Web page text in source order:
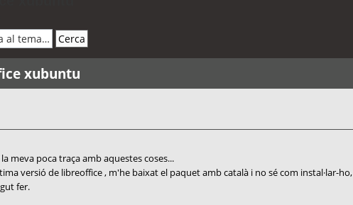
xubuntu
meva poca traça amb aquestes coses...
versió de libreoffice , m'he baixat el paquet amb català i no sé com instal·lar-ho,
fer.